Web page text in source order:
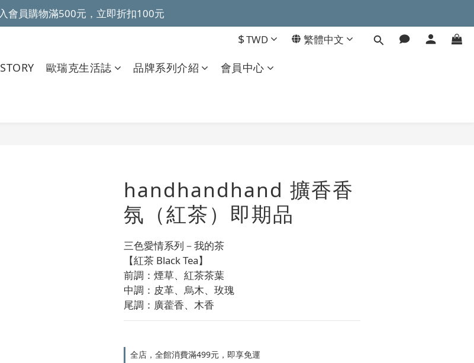
~全館滿499元免運~
會員購物滿500元，立即折扣100元
$TWD 繁體中文
歐瑞克生活誌 品牌系列介紹
會員中心
handhandhand 擴香香
氛（紅茶）即期品
三色愛情系列－我的茶
【紅茶 Black Tea】
前調：煙草、紅茶茶葉
中調：皮革、烏木、玫瑰
尾調：廣藿香、木香
全店，全館消費滿499元，即享免運